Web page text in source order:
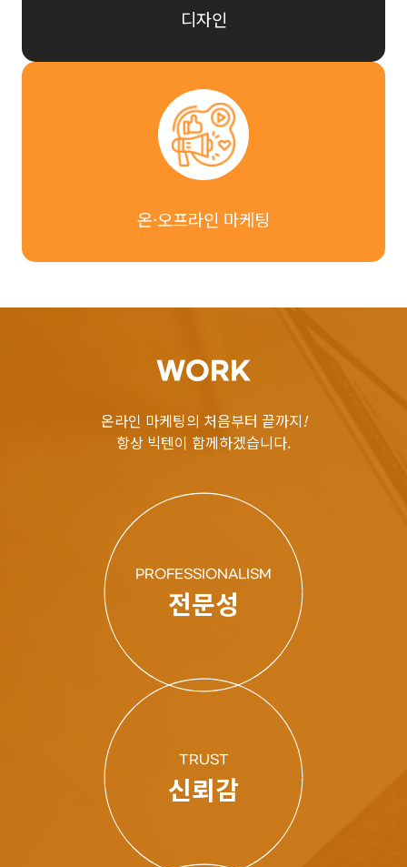
디자인
온·오프라인 마케팅
WORK
온라인 마케팅의 처음부터 끝까지!
항상 빅텐이 함께하겠습니다.
PROFESSIONALISM
전문성
TRUST
신뢰감